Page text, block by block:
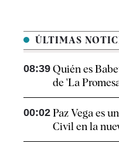
ÚLTIMAS
08:39 Quién es
de 'La
00:02 Paz Vega es
Civil en la